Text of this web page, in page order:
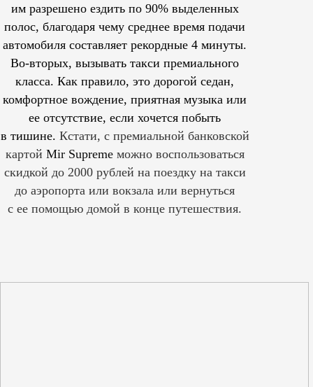
им разрешеноездить по 90% выделенных
полос, благодаря чему среднее время подачи
автомобиля составляет рекордные 4 минуты.
Во-вторых, вызывать такси премиального
класса. Как правило, это дорогой седан,
комфортное вождение, приятная музыка или
ее отсутствие, если хочется побыть
в тишине. Кстати, с премиальной банковской
картой Mir Supreme можно воспользоваться
скидкой до 2000 рублей на поездку на такси
до аэропорта или вокзала или вернуться
с ее помощью домой в конце путешествия.